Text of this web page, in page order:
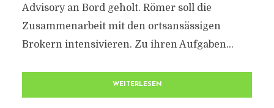
Advisory an Bord geholt. Römer soll die
Zusammenarbeit mit den ortsansässigen
Brokern intensivieren. Zu ihren Aufgaben...
WEITERLESEN